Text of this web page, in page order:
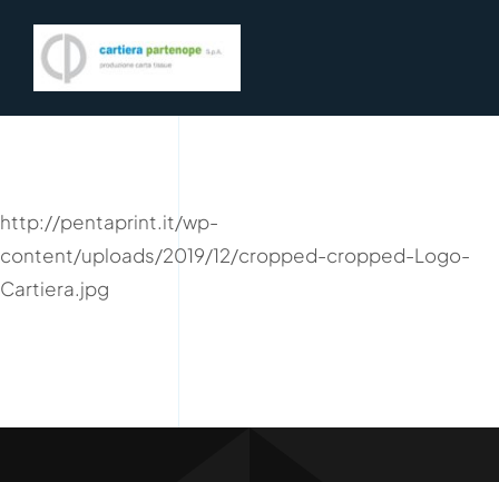
contenuto
http://pentaprint.it/wp-
content/uploads/2019/12/cropped-cropped-Logo-
Cartiera.jpg